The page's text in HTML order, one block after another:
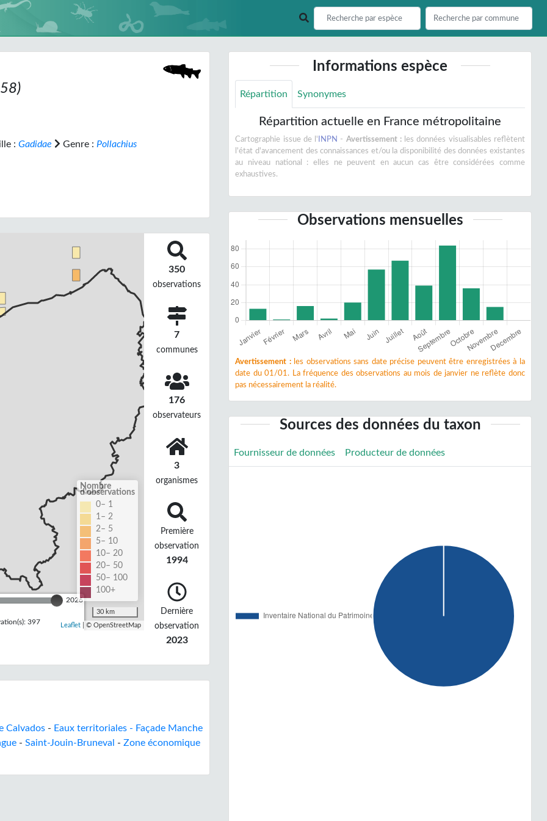
: Gadidae Genre : Pollachius
2026
397
Nombre
d'observations
0– 1
1– 2
2– 5
5– 10
10– 20
20– 50
50– 100
100+
30 km
Leaflet| © OpenStreetMap
350
observations
7
communes
176
observateurs
3
organismes
Première
observation
1994
Dernière
observation
2023
Calvados - Eaux territoriales - Façade Manche
- Saint-Jouin-Bruneval - Zone économique
Informations espèce
Répartition Synonymes
Répartition actuelle en France métropolitaine
Cartographie issue de l' INPN - Avertissement :les données visualisables reflètent
l'état d'avancement des connaissances et/ou la disponibilité des données existantes
au niveau national : elles ne peuvent en aucun cas être considérées comme
exhaustives.
Observations mensuelles
Avertissement :les observations sans date précise peuvent être enregistrées à la
date du 01/01. La fréquence des observations au mois de janvier ne reflète donc
pas nécessairement la réalité.
Sources des données du taxon
Fournisseur de données Producteur de données